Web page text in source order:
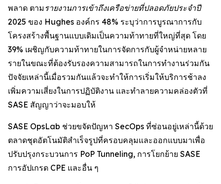
พลาด ตาม รายงานการเข้าถึงเครือข่ายที่ปลอดภัยประจำปี
2025 ของ Hughes องค์กร 48% ระบุว่าการบูรณาการกับ
โครงสร้างพื้นฐานแบบเดิมเป็นความท้าทายที่ใหญ่ที่สุด โดย
39% เผชิญกับความท้าทายในการจัดการกับผู้จำหน่ายหลาย
รายในขณะที่ต้องรับรองความสามารถในการทำงานร่วมกัน
ปัจจัยเหล่านี้เมื่อรวมกันแล้วจะทำให้การเริ่มให้บริการช้าลง
เพิ่มความเสี่ยงในการปฏิบัติงาน และทำลายความคล่องตัวที่
SASE สัญญาว่าจะมอบให้
SASE OpsLab ช่วยขจัดปัญหา SecOps ที่ซ่อนอยู่เหล่านี้ด้วย
ตลาดชุดอัตโนมัติสำเร็จรูปที่ครอบคลุมและออกแบบมาเพื่อ
ปรับปรุงกระบวนการ PoP Tunneling, การโยกย้าย SASE
การอัปเกรด CPE และอื่น ๆ